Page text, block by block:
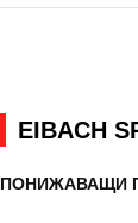
EIBACH
ПОНИЖАВАЩИ